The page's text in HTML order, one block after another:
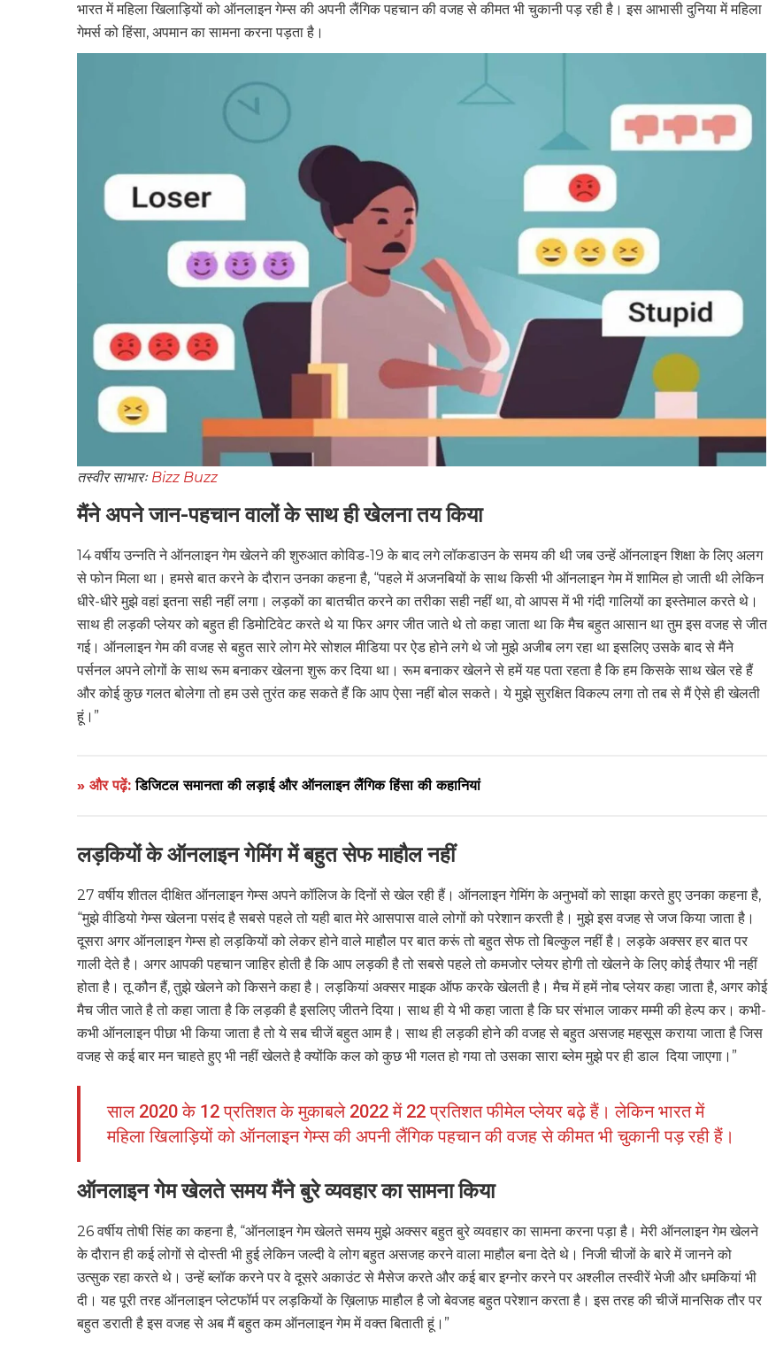
भारत में महिला खिलाड़ियों को ऑनलाइन गेम्स की अपनी लैंगिक पहचान की वजह से कीमत भी चुकानी पड़ रही है। इस आभासी दुनिया में महिला
गेमर्स को हिंसा, अपमान का सामना करना पड़ता है।
तस्वीर साभारः Bizz Buzz
मैंने अपने जान-पहचान वालों के साथ ही खेलना तय किया
14 वर्षीय उन्नति ने ऑनलाइन गेम खेलने की शुरुआत कोविड-19 के बाद लगे लॉकडाउन के समय की थी जब उन्हें ऑनलाइन शिक्षा के लिए अलग
से फोन मिला था। हमसे बात करने के दौरान उनका कहना है, “पहले में अजनबियों के साथ किसी भी ऑनलाइन गेम में शामिल हो जाती थी लेकिन
धीरे-धीरे मुझे वहां इतना सही नहीं लगा। लड़कों का बातचीत करने का तरीका सही नहीं था, वो आपस में भी गंदी गालियों का इस्तेमाल करते थे।
साथ ही लड़की प्लेयर को बहुत ही डिमोटिवेट करते थे या फिर अगर जीत जाते थे तो कहा जाता था कि मैच बहुत आसान था तुम इस वजह से जीत
गई। ऑनलाइन गेम की वजह से बहुत सारे लोग मेरे सोशल मीडिया पर ऐड होने लगे थे जो मुझे अजीब लग रहा था इसलिए उसके बाद से मैंने
पर्सनल अपने लोगों के साथ रूम बनाकर खेलना शुरू कर दिया था। रूम बनाकर खेलने से हमें यह पता रहता है कि हम किसके साथ खेल रहे हैं
और कोई कुछ गलत बोलेगा तो हम उसे तुरंत कह सकते हैं कि आप ऐसा नहीं बोल सकते। ये मुझे सुरक्षित विकल्प लगा तो तब से मैं ऐसे ही खेलती
हूं।”
» और पढ़ें:डिजिटल समानता की लड़ाई और ऑनलाइन लैंगिक हिंसा की कहानियां
लड़कियों के ऑनलाइन गेमिंग में बहुत सेफ माहौल नहीं
27 वर्षीय शीतल दीक्षित ऑनलाइन गेम्स अपने कॉलिज के दिनों से खेल रही हैं। ऑनलाइन गेमिंग के अनुभवों को साझा करते हुए उनका कहना है,
“मुझे वीडियो गेम्स खेलना पसंद है सबसे पहले तो यही बात मेरे आसपास वाले लोगों को परेशान करती है। मुझे इस वजह से जज किया जाता है।
दूसरा अगर ऑनलाइन गेम्स हो लड़कियों को लेकर होने वाले माहौल पर बात करूं तो बहुत सेफ तो बिल्कुल नहीं है। लड़के अक्सर हर बात पर
गाली देते है। अगर आपकी पहचान जाहिर होती है कि आप लड़की है तो सबसे पहले तो कमजोर प्लेयर होगी तो खेलने के लिए कोई तैयार भी नहीं
होता है। तू कौन हैं, तुझे खेलने को किसने कहा है। लड़कियां अक्सर माइक ऑफ करके खेलती है। मैच में हमें नोब प्लेयर कहा जाता है, अगर कोई
मैच जीत जाते है तो कहा जाता है कि लड़की है इसलिए जीतने दिया। साथ ही ये भी कहा जाता है कि घर संभाल जाकर मम्मी की हेल्प कर। कभी-
कभी ऑनलाइन पीछा भी किया जाता है तो ये सब चीजें बहुत आम है। साथ ही लड़की होने की वजह से बहुत असजह महसूस कराया जाता है जिस
वजह से कई बार मन चाहते हुए भी नहीं खेलते है क्योंकि कल को कुछ भी गलत हो गया तो उसका सारा ब्लेम मुझे पर ही डाल दिया जाएगा।”
साल 2020 के 12 प्रतिशत के मुकाबले 2022 में 22 प्रतिशत फीमेल प्लेयर बढ़े हैं। लेकिन भारत में
महिला खिलाड़ियों को ऑनलाइन गेम्स की अपनी लैंगिक पहचान की वजह से कीमत भी चुकानी पड़ रही हैं।
ऑनलाइन गेम खेलते समय मैंने बुरे व्यवहार का सामना किया
26 वर्षीय तोषी सिंह का कहना है, “ऑनलाइन गेम खेलते समय मुझे अक्सर बहुत बुरे व्यवहार का सामना करना पड़ा है। मेरी ऑनलाइन गेम खेलने
के दौरान ही कई लोगों से दोस्ती भी हुई लेकिन जल्दी वे लोग बहुत असजह करने वाला माहौल बना देते थे। निजी चीजों के बारे में जानने को
उत्सुक रहा करते थे। उन्हें ब्लॉक करने पर वे दूसरे अकाउंट से मैसेज करते और कई बार इग्नोर करने पर अश्लील तस्वीरें भेजी और धमकियां भी
दी। यह पूरी तरह ऑनलाइन प्लेटफॉर्म पर लड़कियों के ख़िलाफ़ माहौल है जो बेवजह बहुत परेशान करता है। इस तरह की चीजें मानसिक तौर पर
बहुत डराती है इस वजह से अब मैं बहुत कम ऑनलाइन गेम में वक्त बिताती हूं।”